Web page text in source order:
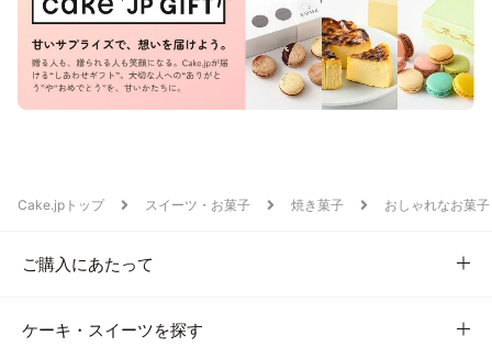
Cake.jpトップ スイーツ・お菓子 焼き菓子 おしゃれなお菓子
ご購入にあたって
ケーキ・スイーツを探す